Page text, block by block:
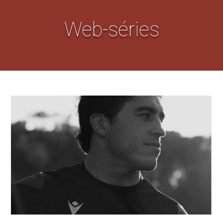
Web-séries